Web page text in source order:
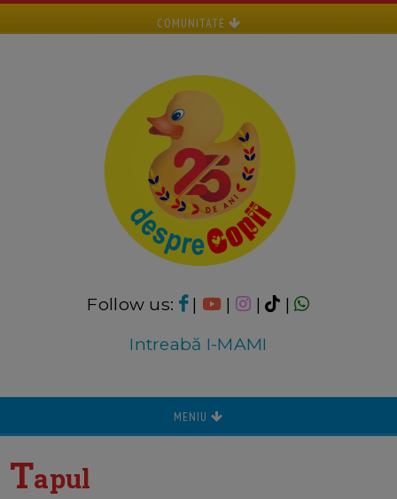
COMUNITATE
Follow us: | | |
|
Intreabă I-MAMI
MENIU
Tapul